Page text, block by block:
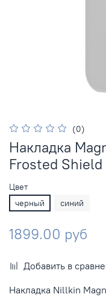
(0)
Накладка
Frosted Shield
Цвет
черный
синий
1899.00 руб
Добавить в
Накладка Nillkin